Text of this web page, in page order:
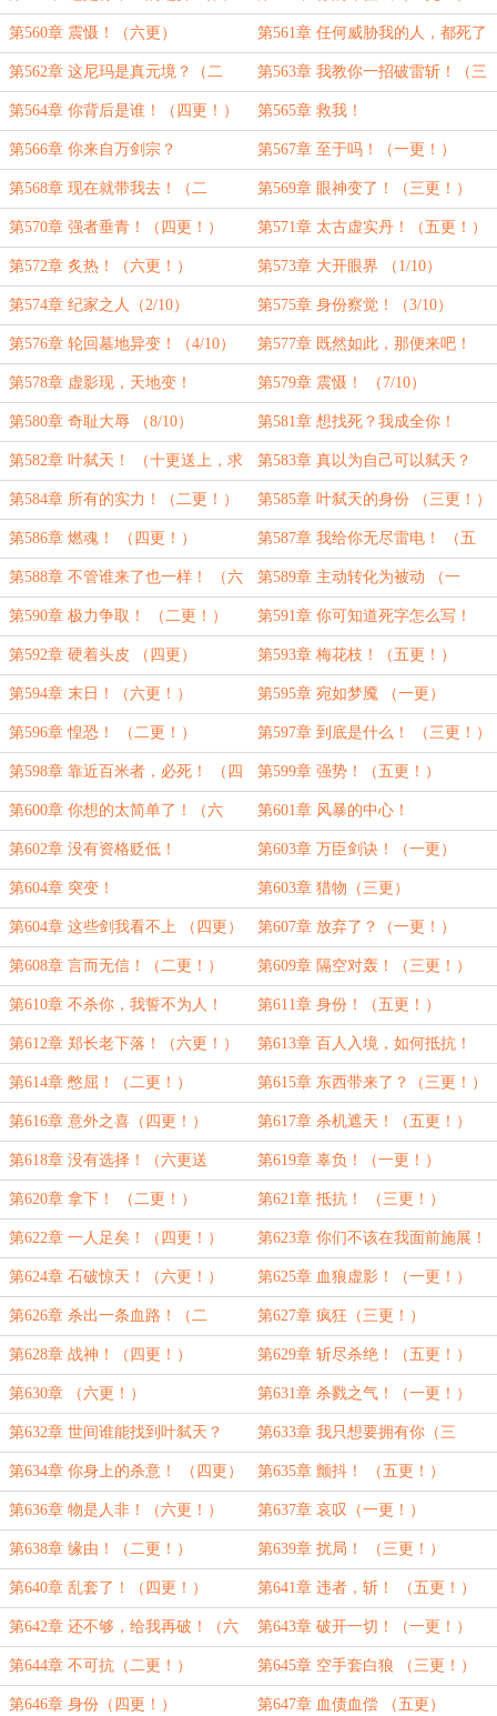
更！）
第560章 震慑！（六更） 第561章 任何威胁我的人，都死了
（一更！）
第562章 这尼玛是真元境？（二
更！）
第563章 我教你一招破雷斩！（三
更！）
第564章 你背后是谁！（四更！） 第565章 救我！
第566章 你来自万剑宗？ 第567章 至于吗！（一更！）
第568章 现在就带我去！（二
更！）
第569章 眼神变了！（三更！）
第570章 强者垂青！（四更！） 第571章 太古虚实丹！（五更！）
第572章 炙热！（六更！） 第573章 大开眼界 （1/10）
第574章 纪家之人（2/10） 第575章 身份察觉！（3/10）
第576章 轮回墓地异变！（4/10） 第577章 既然如此，那便来吧！
（5/10）
第578章 虚影现，天地变！
（6/10）
第579章 震慑！ （7/10）
第580章 奇耻大辱 （8/10） 第581章 想找死？我成全你！
（9/10）
第582章 叶弑天！ （十更送上，求
推荐票！）
第583章 真以为自己可以弑天？
（一更）
第584章 所有的实力！（二更！） 第585章 叶弑天的身份 （三更！）
第586章 燃魂！ （四更！） 第587章 我给你无尽雷电！ （五
更！）
第588章 不管谁来了也一样！ （六
更！）
第589章 主动转化为被动 （一
更！）
第590章 极力争取！ （二更！） 第591章 你可知道死字怎么写！
（三更！）
第592章 硬着头皮 （四更） 第593章 梅花枝！（五更！）
第594章 末日！（六更！） 第595章 宛如梦魇 （一更）
第596章 惶恐！ （二更！） 第597章 到底是什么！ （三更！）
第598章 靠近百米者，必死！ （四
更！）
第599章 强势！（五更！）
第600章 你想的太简单了！（六
更！）
第601章 风暴的中心！
第602章 没有资格贬低！ 第603章 万臣剑诀！（一更）
第604章 突变！ 第603章 猎物（三更）
第604章 这些剑我看不上 （四更） 第607章 放弃了？（一更！）
第608章 言而无信！（二更！） 第609章 隔空对轰！（三更！）
第610章 不杀你，我誓不为人！
（四更！）
第611章 身份！（五更！）
第612章 郑长老下落！（六更！） 第613章 百人入境，如何抵抗！
（一更！）
第614章 憋屈！（二更！） 第615章 东西带来了？（三更！）
第616章 意外之喜（四更！） 第617章 杀机遮天！（五更！）
第618章 没有选择！（六更送
上！）
第619章 辜负！（一更！）
第620章 拿下！ （二更！） 第621章 抵抗！ （三更！）
第622章 一人足矣！（四更！） 第623章 你们不该在我面前施展！
（五更！）
第624章 石破惊天！（六更！） 第625章 血狼虚影！（一更！）
第626章 杀出一条血路！（二
更！）
第627章 疯狂（三更！）
第628章 战神！（四更！） 第629章 斩尽杀绝！（五更！）
第630章 （六更！） 第631章 杀戮之气！（一更！）
第632章 世间谁能找到叶弑天？
（二更！）
第633章 我只想要拥有你（三
更！）
第634章 你身上的杀意！ （四更） 第635章 颤抖！ （五更！）
第636章 物是人非！（六更！） 第637章 哀叹（一更！）
第638章 缘由！（二更！） 第639章 扰局！ （三更！）
第640章 乱套了！（四更！） 第641章 违者，斩！ （五更！）
第642章 还不够，给我再破！（六
更！）
第643章 破开一切！（一更！）
第644章 不可抗（二更！） 第645章 空手套白狼 （三更！）
第646章 身份（四更！） 第647章 血债血偿 （五更）